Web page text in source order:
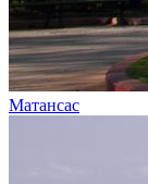
Матансас